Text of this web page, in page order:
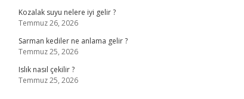
Kozalak suyu nelere iyi gelir ?
Temmuz 26, 2026
Sarman kediler ne anlama gelir ?
Temmuz 25, 2026
Islık nasıl çekilir ?
Temmuz 25, 2026